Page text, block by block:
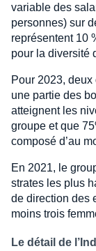
variable des
personnes) sur
représentent 10
pour la diversité
Pour 2023,
une partie des
atteignent les
groupe et que
composé d’au
En 2021, le
strates les plus
de direction des
moins trois
Le détail de